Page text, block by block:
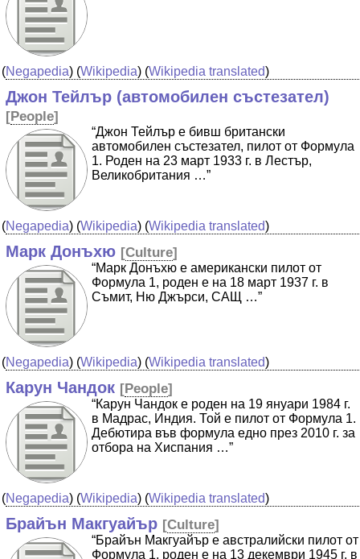
(Negapedia) (Wikipedia) (Wikipedia translated)
Джон Тейлър (автомобилен състезател)
[People]
“Джон Тейлър е бивш британски
автомобилен състезател, пилот от Формула
1. Роден на 23 март 1933 г. в Лестър,
Великобритания …”
(Negapedia) (Wikipedia) (Wikipedia translated)
Марк Донъхю [Culture]
“Марк Донъхю е американски пилот от
Формула 1, роден е на 18 март 1937 г. в
Съмит, Ню Джърси, САЩ …”
(Negapedia) (Wikipedia) (Wikipedia translated)
Карун Чандок [People]
“Карун Чандок е роден на 19 януари 1984 г.
в Мадрас, Индия. Той е пилот от Формула 1.
Дебютира във формула едно през 2010 г. за
отбора на Хиспания …”
(Negapedia) (Wikipedia) (Wikipedia translated)
Брайън Макгуайър [Culture]
“Брайън Макгуайър е австралийски пилот от
Формула 1, роден е на 13 декември 1945 г. в